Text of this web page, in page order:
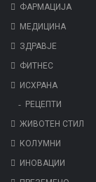
ФАРМАЦИЈА
МЕДИЦИНА
ЗДРАВЈЕ
ФИТНЕС
ИСХРАНА
РЕЦЕПТИ
ЖИВОТЕН СТИЛ
КОЛУМНИ
ИНОВАЦИИ